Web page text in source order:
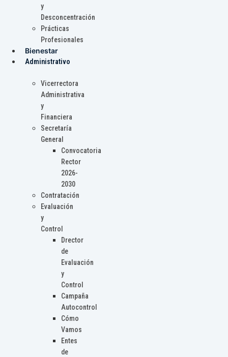
y
Desconcentración
Prácticas
Profesionales
Bienestar
Administrativo
Vicerrectora
Administrativa
y
Financiera
Secretaría
General
Convocatoria
Rector
2026-
2030
Contratación
Evaluación
y
Control
Drector
de
Evaluación
y
Control
Campaña
Autocontrol
Cómo
Vamos
Entes
de